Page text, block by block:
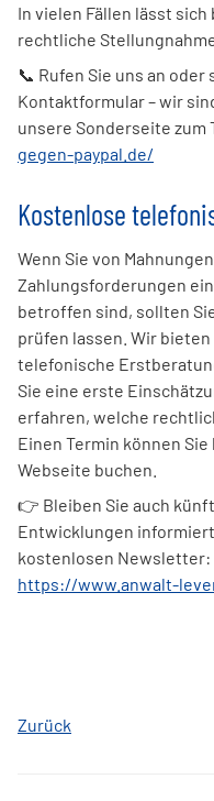
In vielen Fällen lässt
rechtliche
📞 Rufen Sie uns an
Kontaktformular – wir
unsere Sonderseite zum
gegen-paypal.de/
Kostenlose
Wenn Sie von
Zahlungsforderungen
betroffen sind, sollten
prüfen lassen. Wir
telefonische
Sie eine erste
erfahren, welche
Einen Termin können
Webseite buchen.
👉 Bleiben Sie auch
Entwicklungen
kostenlosen Newsletter:
https://www.anwalt-
Zurück